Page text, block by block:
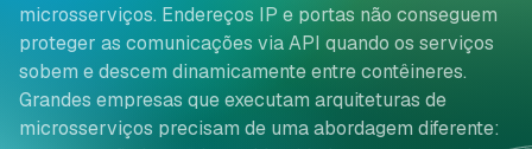
microsserviços. Endereços IP e portas não conseguem
proteger as comunicações via API quando os serviços
sobem e descem dinamicamente entre contêineres.
Grandes empresas que executam arquiteturas de
microsserviços precisam de uma abordagem diferente: